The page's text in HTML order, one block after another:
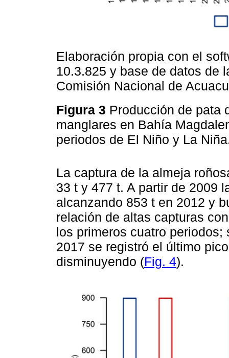
Elaboración propia con el
10.3.825 y base de datos de
Comisión Nacional de
Figura 3 Producción de pata
manglares en Bahía
periodos de El Niño y La
La captura de la almeja
33 t y 477 t. A partir de 2009
alcanzando 853 t en 2012 y
relación de altas capturas
los primeros cuatro
2017 se registró el último
disminuyendo (Fig. 4).